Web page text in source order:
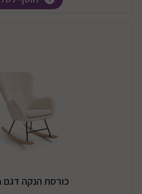
כורסת הנקה דגם Elia